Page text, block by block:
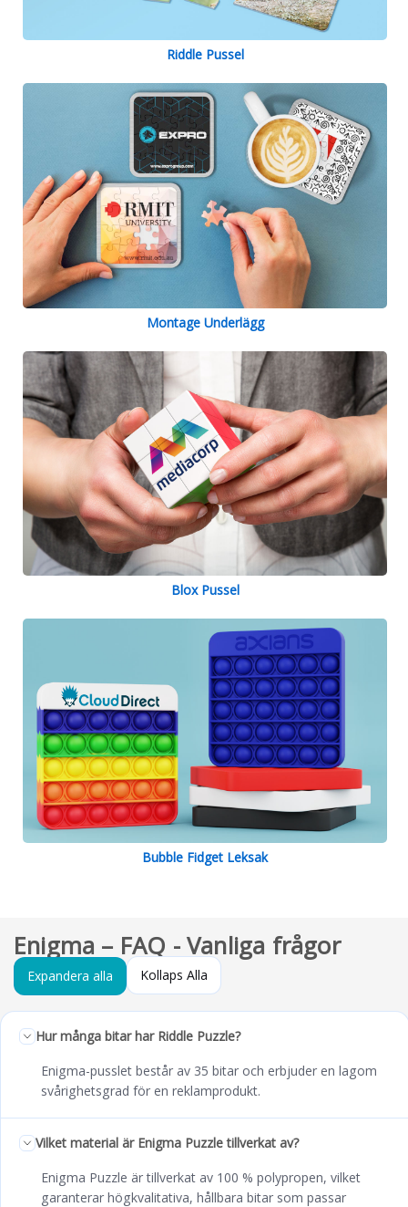
Riddle Pussel
Montage Underlägg
Blox Pussel
Bubble Fidget Leksak
Enigma – FAQ - Vanliga frågor
Expandera alla Kollaps Alla
Hur många bitar har Riddle Puzzle?
Enigma-pusslet består av 35 bitar och erbjuder en lagom
svårighetsgrad för en reklamprodukt.
Vilket material är Enigma Puzzle tillverkat av?
Enigma Puzzle är tillverkat av 100 % polypropen, vilket
garanterar högkvalitativa, hållbara bitar som passar